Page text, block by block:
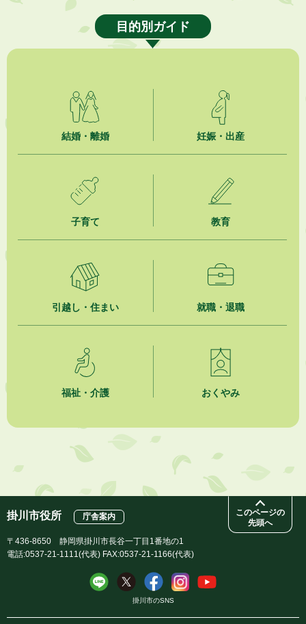
熱中症対策「クーリングシェルター」の設置について
「お茶を知る・体験する講座」を開催します
2026年8月5日
掛川市広告入り窓口封筒無償提供者募集
市民の勇気ある応急手当に感謝状を贈呈しました
夏季休暇期間 開業医等診療予定
「水道カルテ」の公表について
【参加者募集】プロ棋士から学ぼう！はじめての将棋教室
目的別ガイド
結婚・離婚 妊娠・出産
子育て 教育
引越し・住まい 就職・退職
福祉・介護 おくやみ
このページの
先頭へ
掛川市役所 庁舎案内
〒436-8650 静岡県掛川市長谷一丁目1番地の1
電話:0537-21-1111(代表) FAX:0537-21-1166(代表)
掛川市のSNS